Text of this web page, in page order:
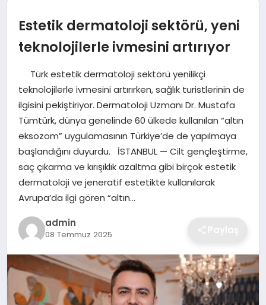
GÜNDEM
SPOR
EKONOMI
MAGAZIN
OTOMOBIL
TEKNOLOJI
Estetik dermatoloji sektörü, yeni
teknolojilerle ivmesini artırıyor
Türk estetik dermatoloji sektörü yenilikçi
teknolojilerle ivmesini artırırken, sağlık turistlerinin de
ilgisini pekiştiriyor. Dermatoloji Uzmanı Dr. Mustafa
Tümtürk, dünya genelinde 60 ülkede kullanılan “altın
eksozom” uygulamasının Türkiye’de de yapılmaya
başlandığını duyurdu. İSTANBUL — Cilt gençleştirme,
saç çıkarma ve kırışıklık azaltma gibi birçok estetik
dermatoloji ve jeneratif estetikte kullanılarak
Avrupa’da ilgi gören “altın…
admin
08 Temmuz 2025